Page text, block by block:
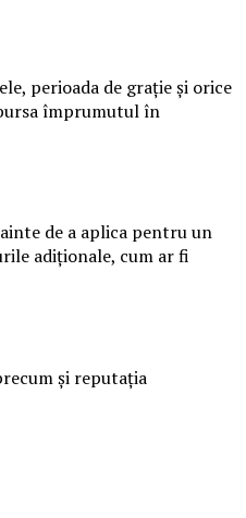
perioada de grație și orice
împrumutul în
de a aplica pentru un
adiționale, cum ar fi
și reputația